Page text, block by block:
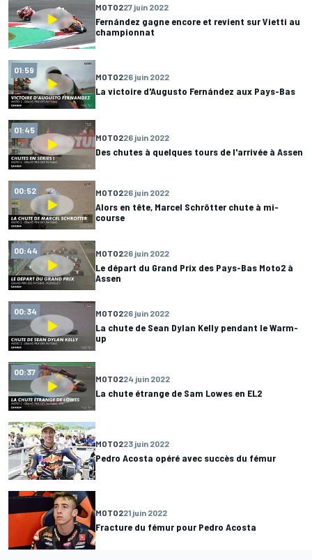
MOTO227 juin 2022
Fernández gagne encore et revient sur Vietti au
championnat
01:59
MOTO226 juin 2022
La victoire d'Augusto Fernández aux Pays-Bas
01:45
MOTO226 juin 2022
Des chutes à quelques tours de l'arrivée à Assen
00:52 MOTO226 juin 2022
Alors en tête, Marcel Schrötter chute à mi-
course
00:44 MOTO226 juin 2022
Le départ du Grand Prix des Pays-Bas Moto2 à
Assen
00:34 MOTO226 juin 2022
La chute de Sean Dylan Kelly pendant le Warm-
up
00:37
MOTO224 juin 2022
La chute étrange de Sam Lowes en EL2
MOTO223 juin 2022
Pedro Acosta opéré avec succès du fémur
MOTO221 juin 2022
Fracture du fémur pour Pedro Acosta